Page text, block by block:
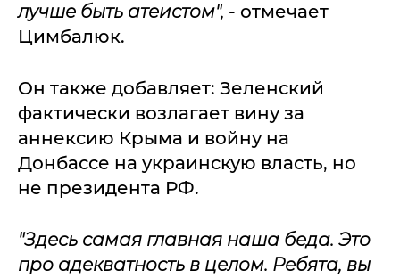
лучше быть атеистом", - отмечает
Цимбалюк.
Он также добавляет: Зеленский
фактически возлагает вину за
аннексию Крыма и войну на
Донбассе на украинскую власть, но
не президента РФ.
"Здесь самая главная наша беда. Это
про адекватность в целом. Ребята, вы